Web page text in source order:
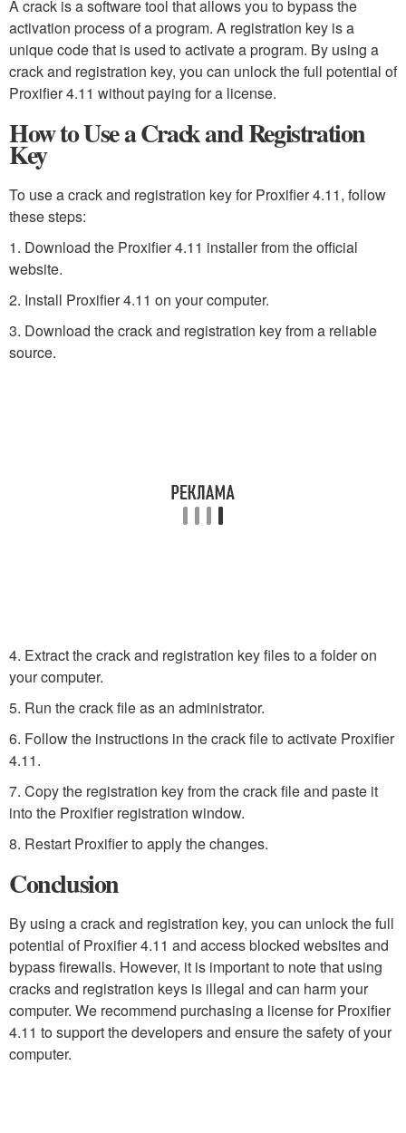
A crack is a software tool that allows you to bypass the
activation process of a program. A registration key is a
unique code that is used to activate a program. By using a
crack and registration key, you can unlock the full potential of
Proxifier 4.11 without paying for a license.
How to Use a Crack and Registration
Key
To use a crack and registration key for Proxifier 4.11, follow
these steps:
1. Download the Proxifier 4.11 installer from the official
website.
2. Install Proxifier 4.11 on your computer.
3. Download the crack and registration key from a reliable
source.
4. Extract the crack and registration key files to a folder on
your computer.
5. Run the crack file as an administrator.
6. Follow the instructions in the crack file to activate Proxifier
4.11.
7. Copy the registration key from the crack file and paste it
into the Proxifier registration window.
8. Restart Proxifier to apply the changes.
Conclusion
By using a crack and registration key, you can unlock the full
potential of Proxifier 4.11 and access blocked websites and
bypass firewalls. However, it is important to note that using
cracks and registration keys is illegal and can harm your
computer. We recommend purchasing a license for Proxifier
4.11 to support the developers and ensure the safety of your
computer.